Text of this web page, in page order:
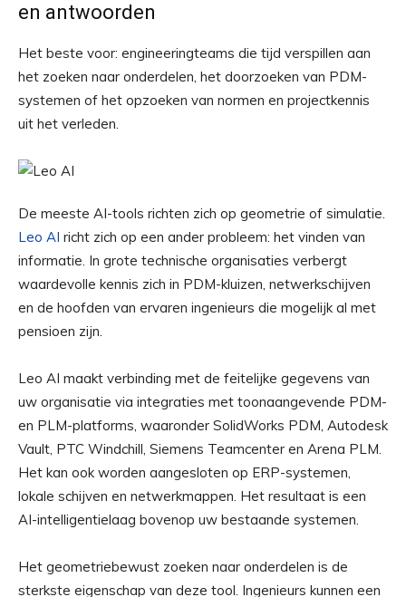
en antwoorden
Het beste voor: engineeringteams die tijd verspillen aan
het zoeken naar onderdelen, het doorzoeken van PDM-
systemen of het opzoeken van normen en projectkennis
uit het verleden.
De meeste AI-tools richten zich op geometrie of simulatie.
Leo AI richt zich op een ander probleem: het vinden van
informatie. In grote technische organisaties verbergt
waardevolle kennis zich in PDM-kluizen, netwerkschijven
en de hoofden van ervaren ingenieurs die mogelijk al met
pensioen zijn.
Leo AI maakt verbinding met de feitelijke gegevens van
uw organisatie via integraties met toonaangevende PDM-
en PLM-platforms, waaronder SolidWorks PDM, Autodesk
Vault, PTC Windchill, Siemens Teamcenter en Arena PLM.
Het kan ook worden aangesloten op ERP-systemen,
lokale schijven en netwerkmappen. Het resultaat is een
AI-intelligentielaag bovenop uw bestaande systemen.
Het geometriebewust zoeken naar onderdelen is de
sterkste eigenschap van deze tool. Ingenieurs kunnen een